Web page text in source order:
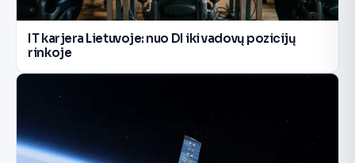
IT karjera Lietuvoje: nuo DI iki vadovų pozicijų
rinkoje